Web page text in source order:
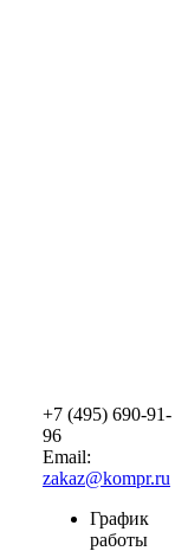
+7 (495) 690-91-
96
Email:
zakaz@kompr.ru
График
работы